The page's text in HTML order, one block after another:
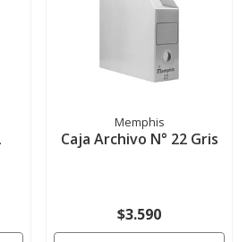
Memphis
Caja Archivo N° 22 Gris
$3.590